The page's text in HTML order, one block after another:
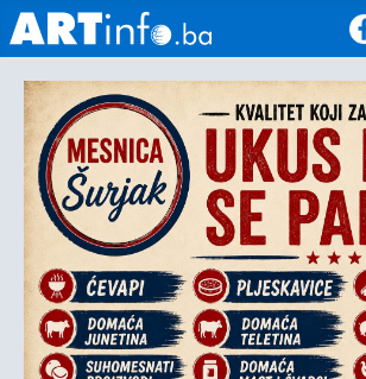
Početna
Vijesti
Sport
Kultura
Crna